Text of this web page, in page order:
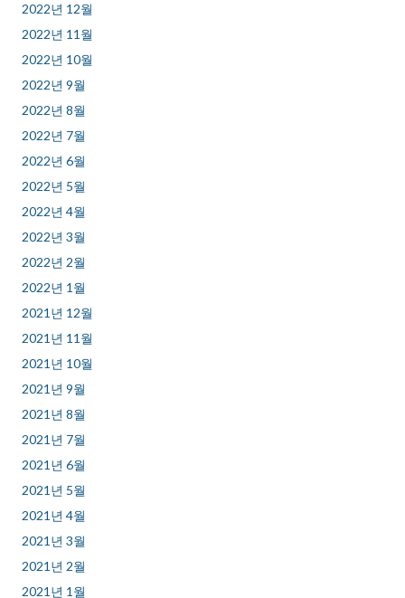
2022년 12월
2022년 11월
2022년 10월
2022년 9월
2022년 8월
2022년 7월
2022년 6월
2022년 5월
2022년 4월
2022년 3월
2022년 2월
2022년 1월
2021년 12월
2021년 11월
2021년 10월
2021년 9월
2021년 8월
2021년 7월
2021년 6월
2021년 5월
2021년 4월
2021년 3월
2021년 2월
2021년 1월